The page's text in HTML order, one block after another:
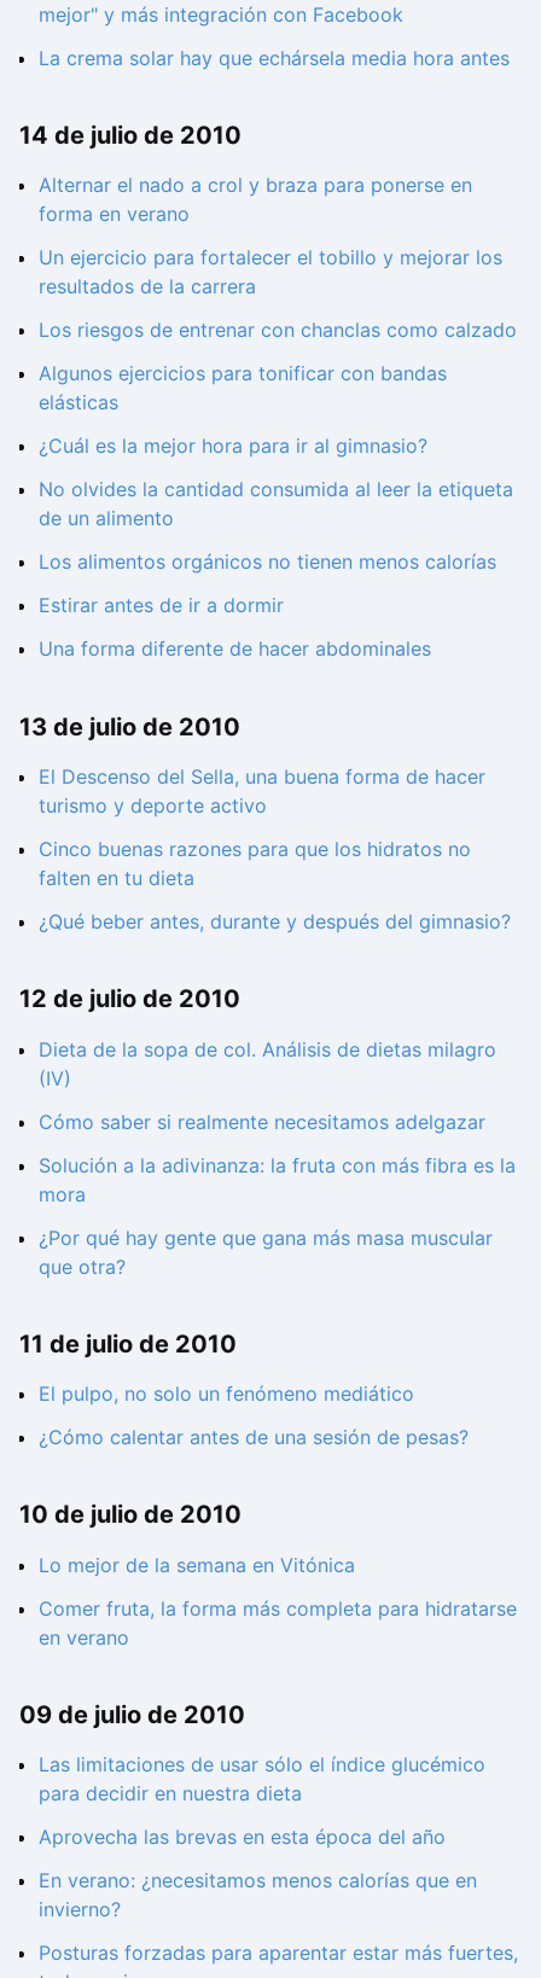
mejor" y más integración con Facebook
La crema solar hay que echársela media hora antes
14 de julio de 2010
Alternar el nado a crol y braza para ponerse en
forma en verano
Un ejercicio para fortalecer el tobillo y mejorar los
resultados de la carrera
Los riesgos de entrenar con chanclas como calzado
Algunos ejercicios para tonificar con bandas
elásticas
¿Cuál es la mejor hora para ir al gimnasio?
No olvides la cantidad consumida al leer la etiqueta
de un alimento
Los alimentos orgánicos no tienen menos calorías
Estirar antes de ir a dormir
Una forma diferente de hacer abdominales
13 de julio de 2010
El Descenso del Sella, una buena forma de hacer
turismo y deporte activo
Cinco buenas razones para que los hidratos no
falten en tu dieta
¿Qué beber antes, durante y después del gimnasio?
12 de julio de 2010
Dieta de la sopa de col. Análisis de dietas milagro
(IV)
Cómo saber si realmente necesitamos adelgazar
Solución a la adivinanza: la fruta con más fibra es la
mora
¿Por qué hay gente que gana más masa muscular
que otra?
11 de julio de 2010
El pulpo, no solo un fenómeno mediático
¿Cómo calentar antes de una sesión de pesas?
10 de julio de 2010
Lo mejor de la semana en Vitónica
Comer fruta, la forma más completa para hidratarse
en verano
09 de julio de 2010
Las limitaciones de usar sólo el índice glucémico
para decidir en nuestra dieta
Aprovecha las brevas en esta época del año
En verano: ¿necesitamos menos calorías que en
invierno?
Posturas forzadas para aparentar estar más fuertes,